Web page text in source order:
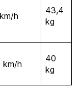
h
43,4
kg
km/h
40
kg